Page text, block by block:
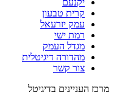
יקנעם
קרית טבעון
עמק יזרעאל
רמת ישי
מגדל העמק
מהדורה דיגיטלית
צור קשר
מרכז העניינים בדיגיטל